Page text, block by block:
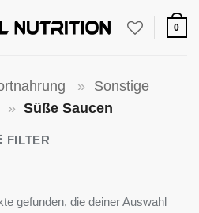
0
»
Sonstige
» Süße Saucen
FILTER
gefunden, die deiner Auswahl